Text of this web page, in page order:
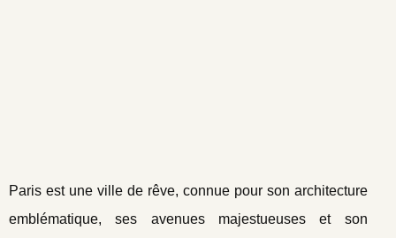
Paris est une ville de rêve, connue pour son architecture
emblématique, ses avenues majestueuses et son